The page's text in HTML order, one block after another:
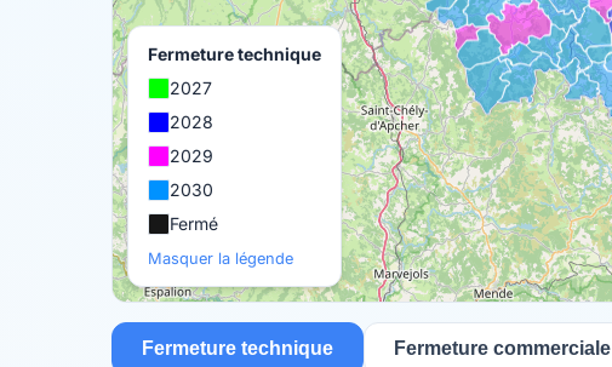
Fermeture technique
2027
2028
2029
2030
Fermé
Masquer la légende
Fermeture technique Fermeture commerciale